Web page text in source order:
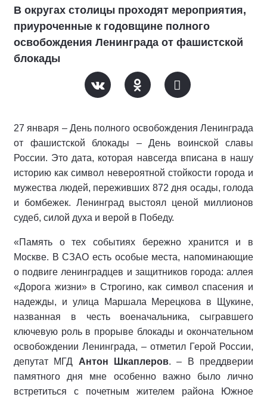
В округах столицы проходят мероприятия,
приуроченные к годовщине полного
освобождения Ленинграда от фашистской
блокады
27 января – День полного освобождения Ленинграда
от фашистской блокады – День воинской славы
России. Это дата, которая навсегда вписана в нашу
историю как символ невероятной стойкости города и
мужества людей, переживших 872 дня осады, голода
и бомбежек. Ленинград выстоял ценой миллионов
судеб, силой духа и верой в Победу.
«Память о тех событиях бережно хранится и в
Москве. В СЗАО есть особые места, напоминающие
о подвиге ленинградцев и защитников города: аллея
«Дорога жизни» в Строгино, как символ спасения и
надежды, и улица Маршала Мерецкова в Щукине,
названная в честь военачальника, сыгравшего
ключевую роль в прорыве блокады и окончательном
освобождении Ленинграда, – отметил Герой России,
депутат МГД Антон Шкаплеров. – В преддверии
памятного дня мне особенно важно было лично
встретиться с почетным жителем района Южное